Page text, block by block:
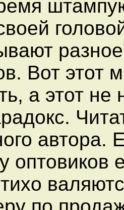
Вот этот
а этот не
автора.
оптовиков